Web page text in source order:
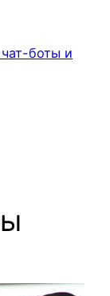
боты и